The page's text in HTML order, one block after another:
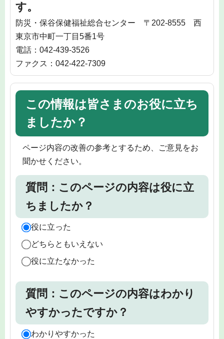
す。
防災・保谷保健福祉総合センター 〒202-8555 西
東京市中町一丁目5番1号
電話：042-439-3526
ファクス：042-422-7309
この情報は皆さまのお役に立ち
ましたか？
ページ内容の改善の参考とするため、ご意見をお
聞かせください。
質問：このページの内容は役に立
ちましたか？
役に立った
どちらともいえない
役に立たなかった
質問：このページの内容はわかり
やすかったですか？
わかりやすかった